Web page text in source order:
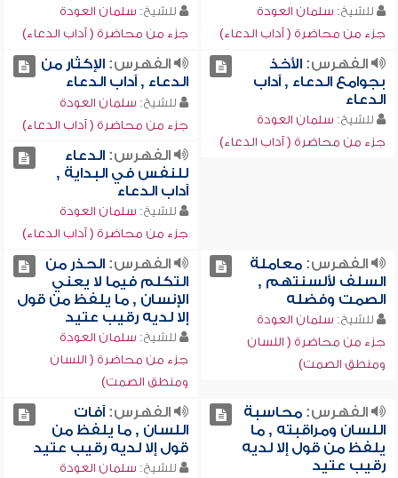
للشيخ: سلمان العودة
جزء من محاضرة ( آداب الدعاء)
للشيخ: سلمان العودة
جزء من محاضرة ( آداب الدعاء)
الفهرس:الأخذ
بجوامع الدعاء , آداب
الدعاء
للشيخ: سلمان العودة
جزء من محاضرة ( آداب الدعاء)
الفهرس:الإكثار من
الدعاء , آداب الدعاء
للشيخ: سلمان العودة
جزء من محاضرة ( آداب الدعاء)
الفهرس:الدعاء
للنفس في البداية ,
آداب الدعاء
للشيخ: سلمان العودة
جزء من محاضرة ( آداب الدعاء)
الفهرس:معاملة
السلف لألسنتهم ,
الصمت وفضله
للشيخ: سلمان العودة
جزء من محاضرة ( اللسان
ومنطق الصمت)
الفهرس:الحذر من
التكلم فيما لا يعني
الإنسان , ما يلفظ من قول
إلا لديه رقيب عتيد
للشيخ: سلمان العودة
جزء من محاضرة ( اللسان
ومنطق الصمت)
الفهرس:محاسبة
اللسان ومراقبته , ما
يلفظ من قول إلا لديه
رقيب عتيد
الفهرس:آفات
اللسان , ما يلفظ من
قول إلا لديه رقيب عتيد
للشيخ: سلمان العودة